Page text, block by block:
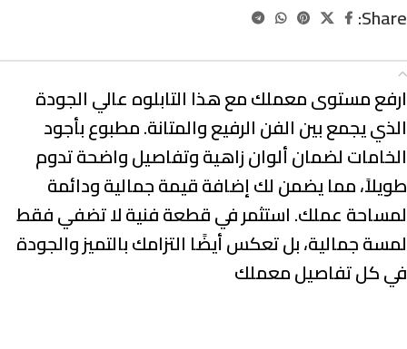
Share:
ارفع مستوى معملك مع هذا التابلوه عالي الجودة
الذي يجمع بين الفن الرفيع والمتانة. مطبوع بأجود
الخامات لضمان ألوان زاهية وتفاصيل واضحة تدوم
طويلاً، مما يضمن لك إضافة قيمة جمالية ودائمة
لمساحة عملك. استثمر في قطعة فنية لا تضفي فقط
لمسة جمالية، بل تعكس أيضًا التزامك بالتميز والجودة
في كل تفاصيل معملك